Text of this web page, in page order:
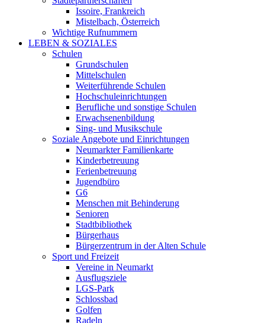
Issoire, Frankreich
Mistelbach, Österreich
Wichtige Rufnummern
LEBEN & SOZIALES
Schulen
Grundschulen
Mittelschulen
Weiterführende Schulen
Hochschuleinrichtungen
Berufliche und sonstige Schulen
Erwachsenenbildung
Sing- und Musikschule
Soziale Angebote und Einrichtungen
Neumarkter Familienkarte
Kinderbetreuung
Ferienbetreuung
Jugendbüro
G6
Menschen mit Behinderung
Senioren
Stadtbibliothek
Bürgerhaus
Bürgerzentrum in der Alten Schule
Sport und Freizeit
Vereine in Neumarkt
Ausflugsziele
LGS-Park
Schlossbad
Golfen
Radeln